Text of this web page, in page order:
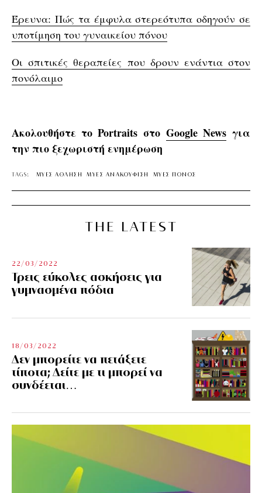
Έρευνα: Πώς τα έμφυλα στερεότυπα οδηγούν σε
υποτίμηση του γυναικείου πόνου
Οι σπιτικές θεραπείες που δρουν ενάντια στον
πονόλαιμο
Ακολουθήστε το Portraits στο Google Newsγια
την πιο ξεχωριστή ενημέρωση
TAGS: ΜΥΕΣ ΑΘΛΗΣΗ ΜΥΕΣ ΑΝΑΚΟΥΦΙΣΗ ΜΥΕΣ ΠΟΝΟΣ
THE LATEST
22/03/2022
Τρεις εύκολες ασκήσεις για
γυμνασμένα πόδια
18/03/2022
Δεν μπορείτε να πετάξετε
τίποτα; Δείτε με τι μπορεί να
συνδέεται…